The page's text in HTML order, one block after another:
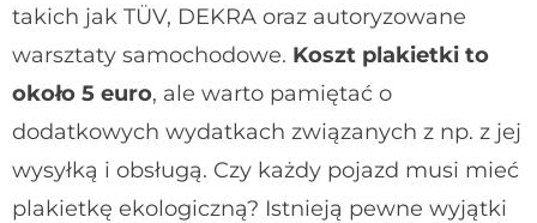
takich jak TÜV, DEKRA oraz autoryzowane
warsztaty samochodowe. Koszt plakietki to
około 5 euro, ale warto pamiętać o
dodatkowych wydatkach związanych z np. z jej
wysyłką i obsługą. Czy każdy pojazd musi mieć
plakietkę ekologiczną? Istnieją pewne wyjątki